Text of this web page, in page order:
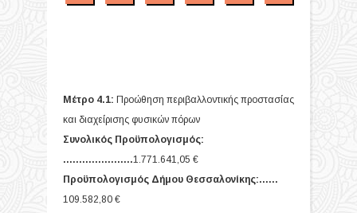
Μέτρο 4.1: Προώθηση περιβαλλοντικής προστασίας
και διαχείρισης φυσικών πόρων
Συνολικός Προϋπολογισμός:
………………….1.771.641,05 €
Προϋπολογισμός Δήμου Θεσσαλονίκης:……
109.582,80 €